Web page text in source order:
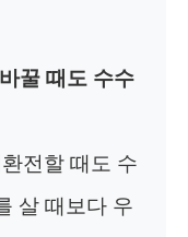
꿀 때도 수수
전할 때도 수
살 때보다 우